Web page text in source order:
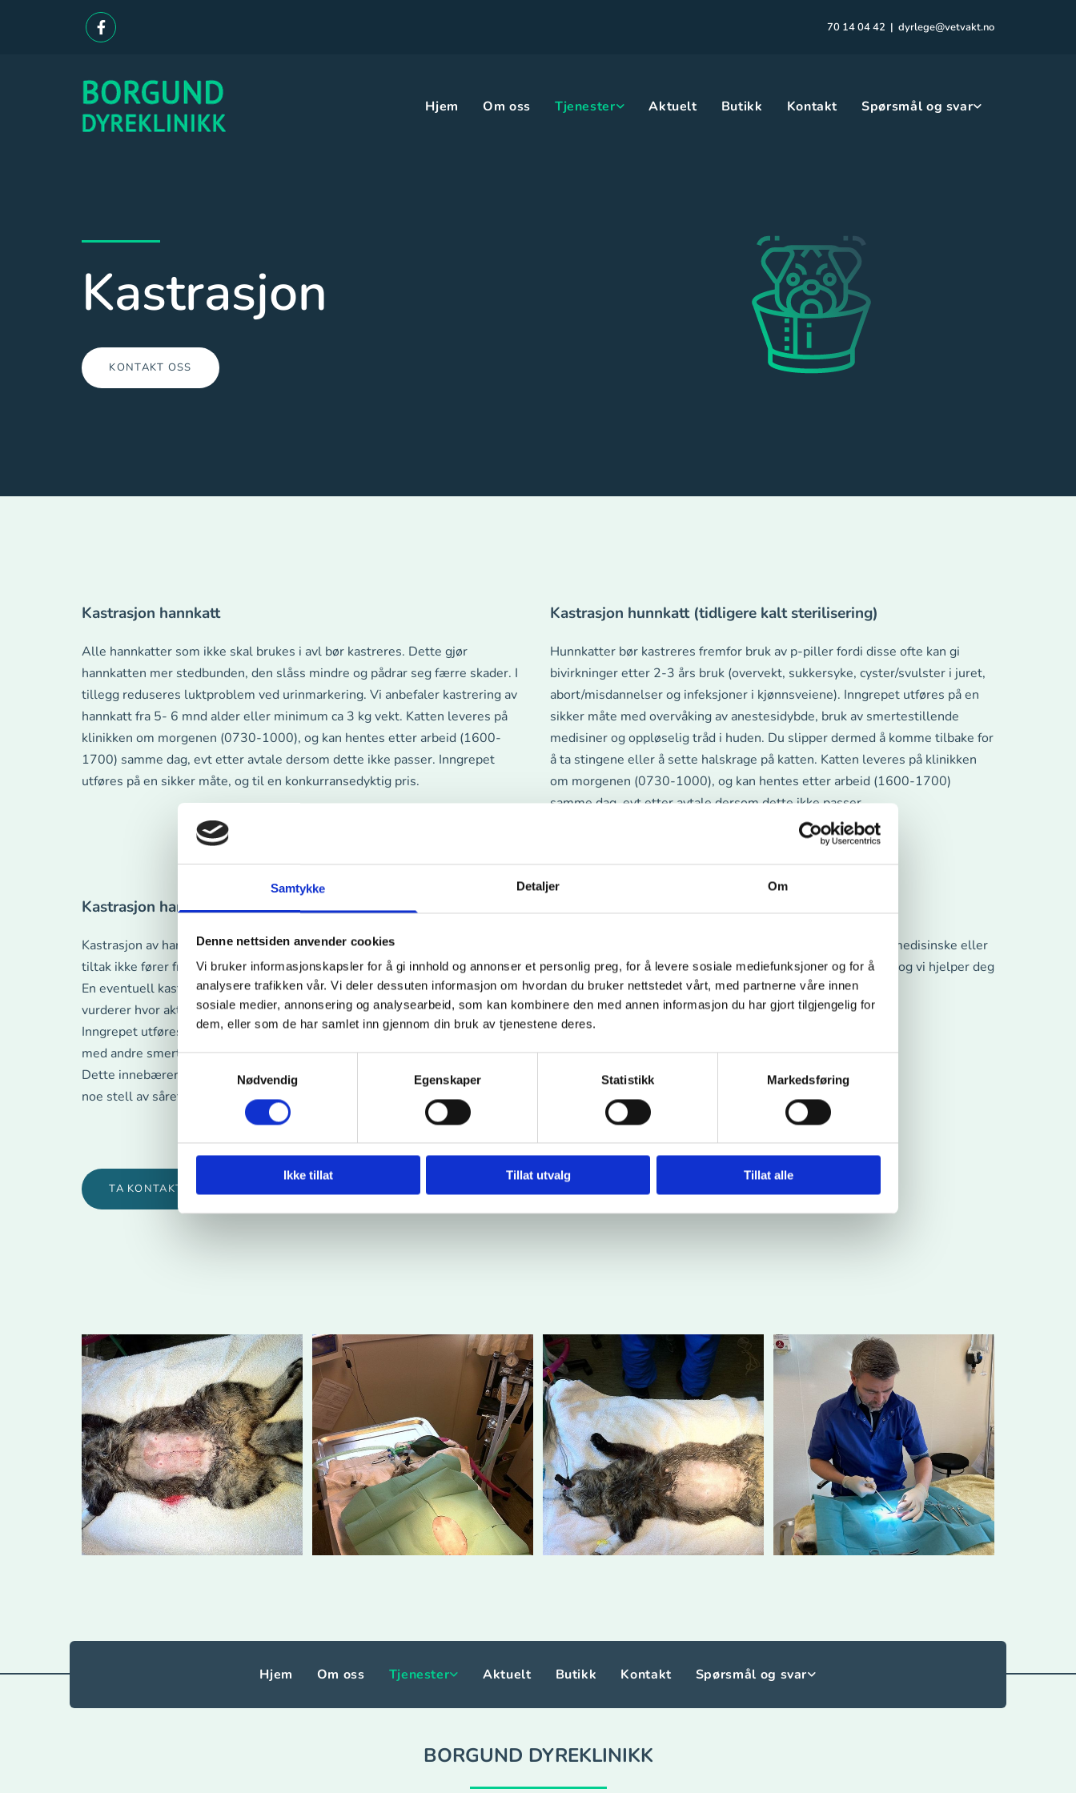
Samtykke Detaljer Om
Denne nettsiden anvender cookies
Vi bruker informasjonskapsler for å gi innhold og annonser et personlig preg, for å levere sosiale mediefunksjoner og for å
analysere trafikken vår. Vi deler dessuten informasjon om hvordan du bruker nettstedet vårt, med partnerne våre innen
sosiale medier, annonsering og analysearbeid, som kan kombinere den med annen informasjon du har gjort tilgjengelig for
dem, eller som de har samlet inn gjennom din bruk av tjenestene deres.
Samtykkevalg
Nødvendig
Egenskaper Statistikk Markedsføring
Ikke tillat Tillat utvalg Tillat alle
70 14 04 42 | dyrlege@vetvakt.no
Hjem Om oss Tjenester Aktuelt Butikk Kontakt Spørsmål og svar
Kastrasjon
KONTAKT OSS
Kastrasjon hannkatt
Alle hannkatter som ikke skal brukes i avl bør kastreres. Dette gjør
hannkatten mer stedbunden, den slåss mindre og pådrar seg færre skader. I
tillegg reduseres luktproblem ved urinmarkering. Vi anbefaler kastrering av
hannkatt fra 5- 6 mnd alder eller minimum ca 3 kg vekt. Katten leveres på
klinikken om morgenen (0730-1000), og kan hentes etter arbeid (1600-
1700) samme dag, evt etter avtale dersom dette ikke passer. Inngrepet
utføres på en sikker måte, og til en konkurransedyktig pris.
Kastrasjon hunnkatt (tidligere kalt sterilisering)
Hunnkatter bør kastreres fremfor bruk av p-piller fordi disse ofte kan gi
bivirkninger etter 2-3 års bruk (overvekt, sukkersyke, cyster/svulster i juret,
abort/misdannelser og infeksjoner i kjønnsveiene). Inngrepet utføres på en
sikker måte med overvåking av anestesidybde, bruk av smertestillende
medisiner og oppløselig tråd i huden. Du slipper dermed å komme tilbake for
å ta stingene eller å sette halskrage på katten. Katten leveres på klinikken
om morgenen (0730-1000), og kan hentes etter arbeid (1600-1700)
samme dag, evt etter avtale dersom dette ikke passer.
Kastrasjon hannhund
Kastrasjon av hannhund kan for mange være et alternativ når atferdsmessige
tiltak ikke fører fram for å dempe for stor aggressivitet og/eller kjønnsdrift.
En eventuell kastrasjon utføres etter en innledende konsultasjon hvor vi
vurderer hvor aktuell en slik behandling vil være for hunden din.
Inngrepet utføres på en sikker måte ved bruk av gassanestesi i kombinasjon
med andre smertestillende medikamenter. Såret sys med oppløselig sytråd.
Dette innebærer at du slipper å ta stingene, og at man normalt ikke trenger
noe stell av såret. Krage er nødvendig første uka.
Kastrasjon (sterilisering) av tispe utføres når det foreligger medisinske eller
tungtveiende grunner til det. Snakk med oss om problemet, og vi hjelper deg
gjerne med en vurdering.
TA KONTAKT FOR TIMEAVTALE
Hjem Om oss Tjenester Aktuelt Butikk Kontakt Spørsmål og svar
BORGUND DYREKLINIKK